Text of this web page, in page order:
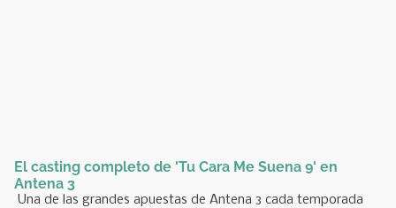
El casting completo de 'Tu Cara Me Suena 9' en
Antena 3
Una de las grandes apuestas de Antena 3 cada temporada